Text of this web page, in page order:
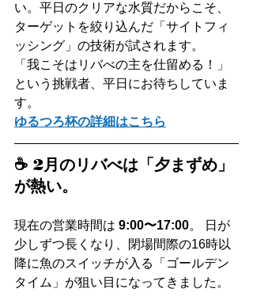
い。平日のクリアな水質だからこそ、
ターゲットを絞り込んだ「サイトフィ
ッシング」の技術が試されます。
「我こそはリバべの主を仕留める！」
という挑戦者、平日にお待ちしていま
す。
ゆるつろ杯の詳細はこちら
☕️ 2月のリバべは「夕まずめ」
が熱い。
現在の営業時間は 9:00〜17:00。 日が
少しずつ長くなり、閉場間際の16時以
降に魚のスイッチが入る「ゴールデン
タイム」が狙い目になってきました。